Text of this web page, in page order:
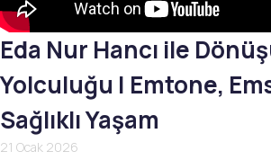
Eda Nur Hancı ile
Yolculuğu | Emtone,
Sağlıklı Yaşam
21 Ocak 2026